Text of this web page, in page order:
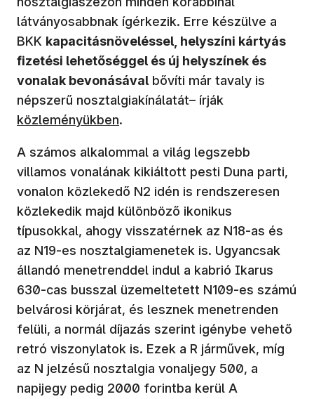
látványosabbnak ígérkezik. Erre készülve a
BKK kapacitásnöveléssel, helyszíni kártyás
fizetési lehetőséggel és új helyszínek és
vonalak bevonásával bővíti már tavaly is
népszerű nosztalgiakínálatát– írják
közleményükben.
A számos alkalommal a világ legszebb
villamos vonalának kikiáltott pesti Duna parti,
vonalon közlekedő N2 idén is rendszeresen
közlekedik majd különböző ikonikus
típusokkal, ahogy visszatérnek az N18-as és
az N19-es nosztalgiamenetek is. Ugyancsak
állandó menetrenddel indul a kabrió Ikarus
630-cas busszal üzemeltetett N109-es számú
belvárosi körjárat, és lesznek menetrenden
felüli, a normál díjazás szerint igénybe vehető
retró viszonylatok is. Ezek a R járművek, míg
az N jelzésű nosztalgia vonaljegy 500, a
napijegy pedig 2000 forintba kerül A